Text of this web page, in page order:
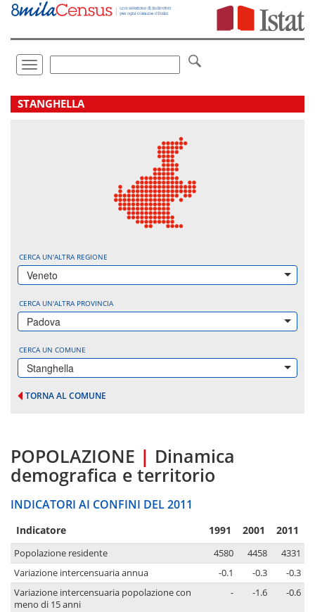
Vai
direttamente
Toggle
navigation
.
STANGHELLA
CERCA UN'ALTRA REGIONE
Veneto
CERCA UN'ALTRA PROVINCIA
Padova
CERCA UN COMUNE
Stanghella
TORNA AL COMUNE
POPOLAZIONE | Dinamica
demografica e territorio
INDICATORI AI CONFINI DEL 2011
Indicatore 1991 2001 2011
Popolazione residente 4580 4458
4331
Variazione intercensuaria annua
-0.1 -0.3
-0.3
Variazione intercensuaria popolazione con
meno di 15 anni
- -1.6 -0.6